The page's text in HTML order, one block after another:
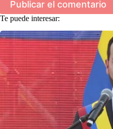
Publicar el comentario
Te puede interesar: